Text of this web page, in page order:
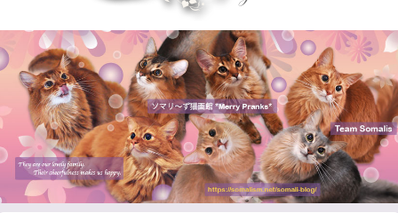
Lapis Luna
Lucia Lino
Lycka Leal
Laula